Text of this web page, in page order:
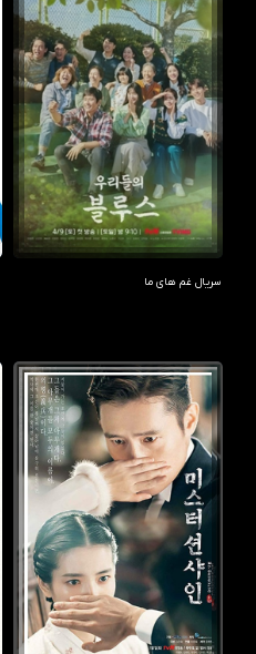
سریال غم های ما